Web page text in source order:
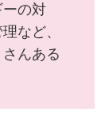
ーの対
など、
んある